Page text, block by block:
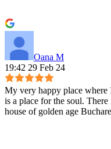
Oana M
19:42 29 Feb 24
My very happy place where
is a place for the soul.
house of golden age